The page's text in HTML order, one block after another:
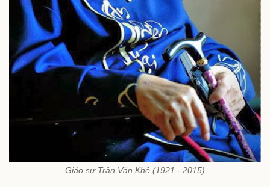
Giáo sư Trần Văn Khê (1921 - 2015)